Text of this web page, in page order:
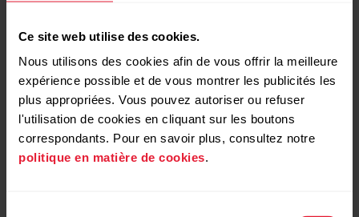
Ce site web utilise des cookies.
Nous utilisons des cookies afin de vous offrir la meilleure
expérience possible et de vous montrer les publicités les
plus appropriées. Vous pouvez autoriser ou refuser
l'utilisation de cookies en cliquant sur les boutons
correspondants. Pour en savoir plus, consultez notre
politique en matière de cookies.
SélectionnezApplications.